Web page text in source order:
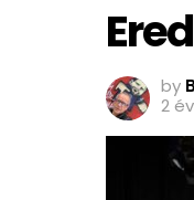
by
2